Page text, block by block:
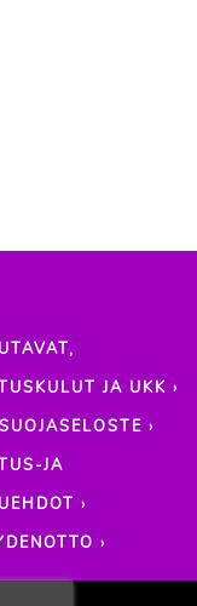
JA UKK ›
›
JA
›
›